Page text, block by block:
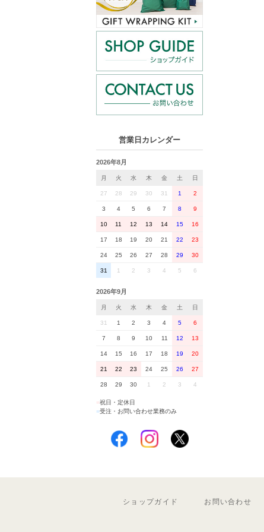
営業日カレンダー
2026年8月
月 火 水 木 金 土 日
27 28 29 30 31 1 2
3 4 5 6 7 8 9
10 11 12 13 14 15 16
17 18 19 20 21 22 23
24 25 26 27 28 29 30
31 1 2 3 4 5 6
2026年9月
月 火 水 木 金 土 日
31 1 2 3 4 5 6
7 8 9 10 11 12 13
14 15 16 17 18 19 20
21 22 23 24 25 26 27
28 29 30 1 2 3 4
祝日・定休日
■受注・お問い合わせ業務のみ
ショップガイド お問い合わせ